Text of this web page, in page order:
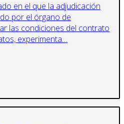
en el que la adjudicación
por el órgano de
las condiciones del contrato
experimenta…